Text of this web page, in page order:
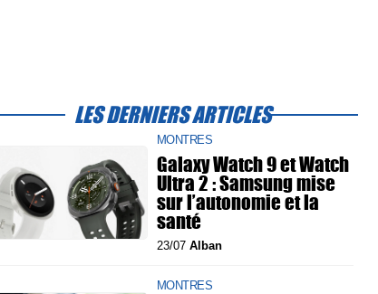
LES DERNIERS ARTICLES
MONTRES
Galaxy Watch 9 et Watch
Ultra 2 : Samsung mise
sur l’autonomie et la
santé
23/07 Alban
MONTRES